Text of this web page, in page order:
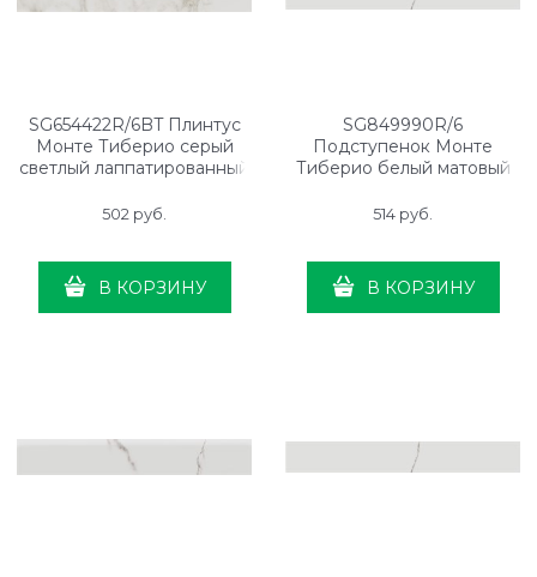
SG654422R/6BT Плинтус
Монте Тиберио серый
светлый лаппатированный
502 руб.
В КОРЗИНУ
SG849990R/6
Подступенок Монте
Тиберио белый матовый
514 руб.
В КОРЗИНУ